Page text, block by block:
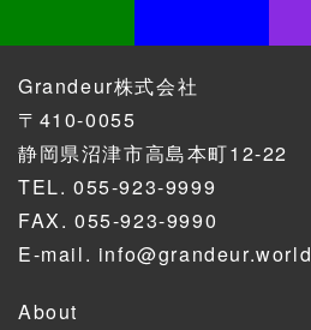
Grandeur株式会社
〒410-0055
静岡県沼津市高島本町12-22
TEL. 055-923-9999
FAX. 055-923-9990
E-mail. info@grandeur.world
About